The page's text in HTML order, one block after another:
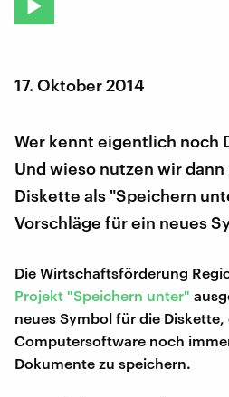
17. Oktober 2014
Wer kennt eigentlich noch
Und wieso nutzen wir
Diskette als "Speichern
Vorschläge für ein neues
Die Wirtschaftsförderung
Projekt "Speichern unter"
neues Symbol für die
Computersoftware noch
Dokumente zu speichern.